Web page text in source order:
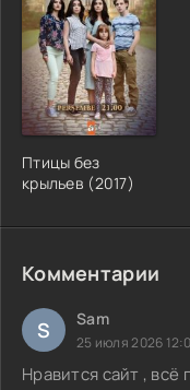
Птицы без
крыльев (2017)
Комментарии
S Sam
25 июля 2026
Нравится сайт , всё